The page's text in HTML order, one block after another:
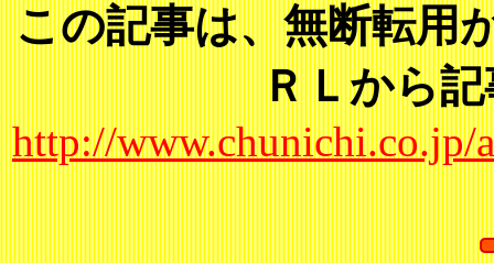
この記事は、無断転用
ＲＬから
http://www.chunichi.co.jp/